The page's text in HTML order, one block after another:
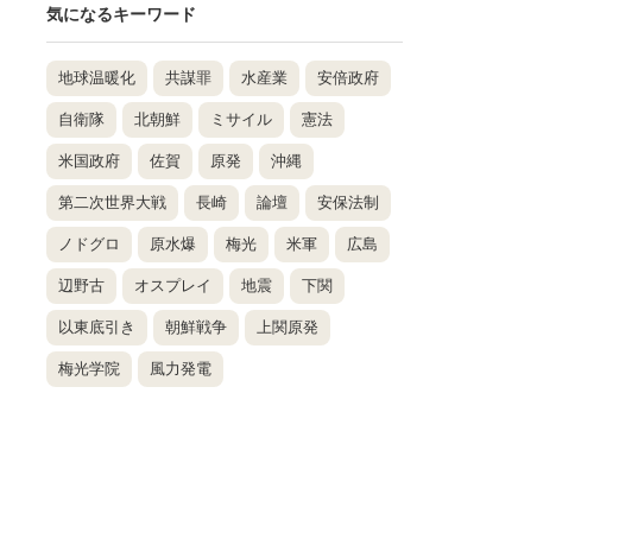
気になるキーワード
地球温暖化 共謀罪 水産業 安倍政府
自衛隊 北朝鮮 ミサイル 憲法
米国政府 佐賀 原発 沖縄
第二次世界大戦 長崎 論壇 安保法制
ノドグロ 原水爆 梅光 米軍 広島
辺野古 オスプレイ 地震 下関
以東底引き 朝鮮戦争 上関原発
梅光学院 風力発電